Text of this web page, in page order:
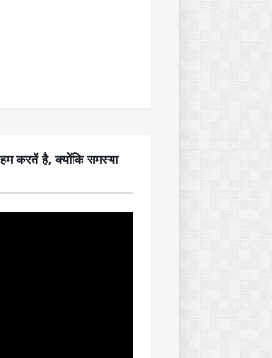
करतें है, क्योंकि समस्या